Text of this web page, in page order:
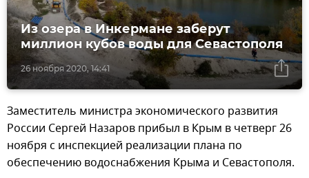
26 ноября 2020, 14:41
Из озера в Инкермане заберут
миллион кубов воды для Севастополя
Заместитель министра экономического развития
России Сергей Назаров прибыл в Крым в четверг 26
ноября с инспекцией реализации плана по
обеспечению водоснабжения Крыма и Севастополя.